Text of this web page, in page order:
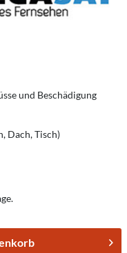
und Beschädigung
Dach, Tisch)